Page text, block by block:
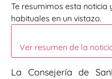
Te resumimos esta
habituales en un vistazo.
Ver resumen de la
La Consejería de